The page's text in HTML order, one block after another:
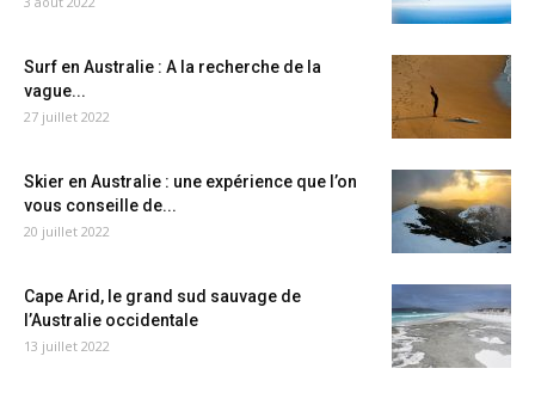
Surf en Australie : A la recherche de la
vague...
27 juillet 2022
Skier en Australie : une expérience que l’on
vous conseille de...
20 juillet 2022
Cape Arid, le grand sud sauvage de
l’Australie occidentale
13 juillet 2022